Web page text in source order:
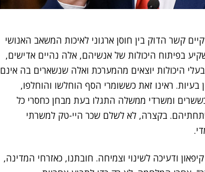
קיים קשר הדוק בין חוסן ארגוני לאיכות המשאב האנושי
בפיתוח היכולות של אנשיהם, אלה נהיים אדישים,
היכולות יוצאים מהמערכת ואלה שנשארים בה אינם
ראינו זאת כששומרי הסף הוחלשו והוחלפו,
ומשרדי ממשלה התגלו בעת מבחן כחסרי כל
בקצרה, לא לשלם שכר היי-טק למשרתי
ודעיכה לשינוי וצמיחה. חובתנו, כאזרחי המדינה,